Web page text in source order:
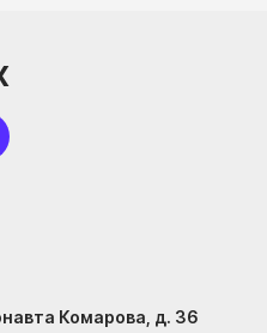
Комарова, д. 36